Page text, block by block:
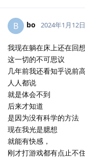
B bo 2024年1月12日
我现在躺在床上还在回想
这一切的不可思议
几年前我还看知乎说前
人人都说
就是体会不到
后来才知道
是因为没有科学的方法
现在我光是臆想
就能有快感，
刚才打游戏都有点止不